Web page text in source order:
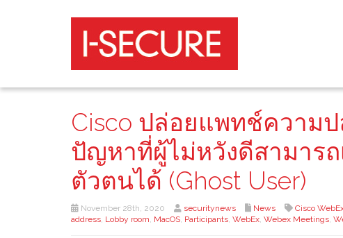
Cisco ปล่อยแพทช์ความ
ปัญหาที่ผู้ไม่หวังดีสามาร
ตัวตนได้ (Ghost User)
November 28th, 2020 securitynews News Cisco
address, Lobby room, MacOS, Participants, WebEx, Webex Meetings,